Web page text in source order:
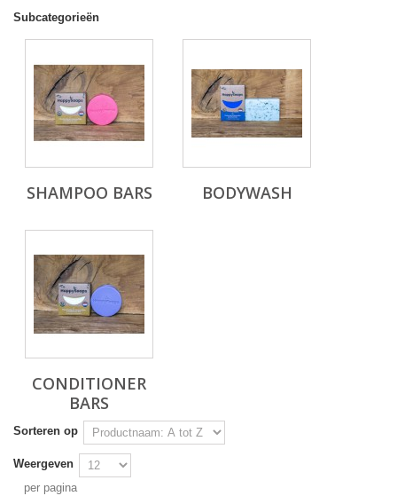
Subcategorieën
SHAMPOO BARS BODYWASH
CONDITIONER
BARS
Sorteren op
Weergeven
per pagina